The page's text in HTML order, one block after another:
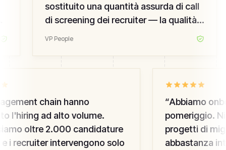
sostituito una quantità assurda di call
di screening dei recruiter — la qualità è
VP People
chain hanno
l'hiring ad alto volume.
oltre 2.000 candidature
i recruiter intervengono solo
“Abbiamo
pomeriggio.
progetti di
abbastanza